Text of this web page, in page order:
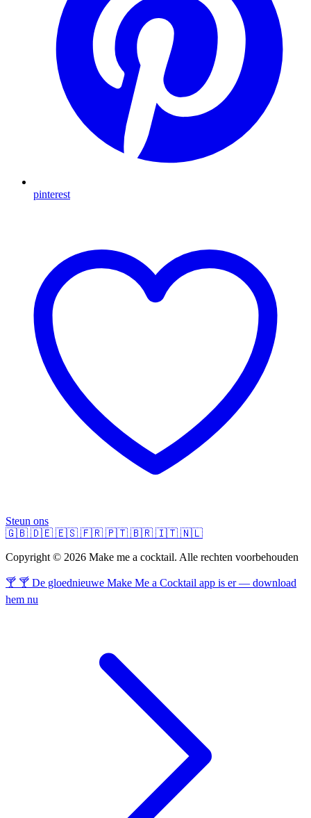
pinterest
Steun ons
🇬🇧 🇩🇪 🇪🇸 🇫🇷 🇵🇹 🇧🇷 🇮🇹 🇳🇱
Copyright © 2026 Make me a cocktail. Alle rechten voorbehouden
🍸 🍸 De gloednieuwe Make Me a Cocktail app is er — download
hem nu